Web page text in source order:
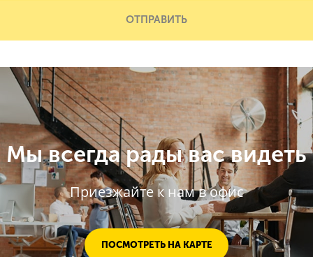
ОТПРАВИТЬ
Мы всегда рады вас видеть
Приезжайте к нам в офис
ПОСМОТРЕТЬ НА КАРТЕ